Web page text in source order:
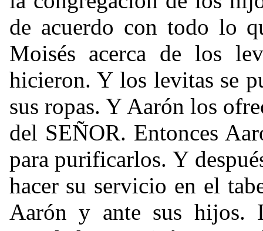
de acuerdo con todo lo
Moisés acerca de los
hicieron. Y los levitas se
sus ropas. Y Aarón los
del SEÑOR. Entonces
para purificarlos. Y
hacer su servicio en el
Aarón y ante sus hijos.